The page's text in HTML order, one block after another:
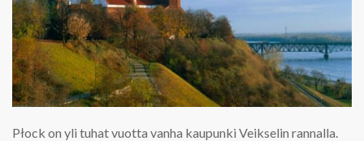
Płock on yli tuhat vuotta vanha kaupunki Veikselin rannalla.